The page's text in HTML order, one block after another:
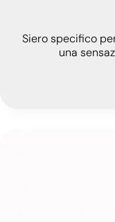
Siero specifico
una